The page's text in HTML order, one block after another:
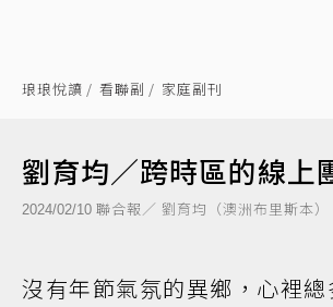
琅琅悅讀 看聯副 家庭副刊
劉育均／跨時區的線上
2024/02/10 聯合報／ 劉育均（澳洲布里斯本）
沒有年節氣氛的異鄉，心裡